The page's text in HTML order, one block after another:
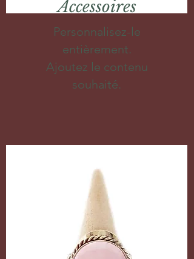
Accessoires
Personnalisez-le
entièrement.
Ajoutez le contenu
souhaité.